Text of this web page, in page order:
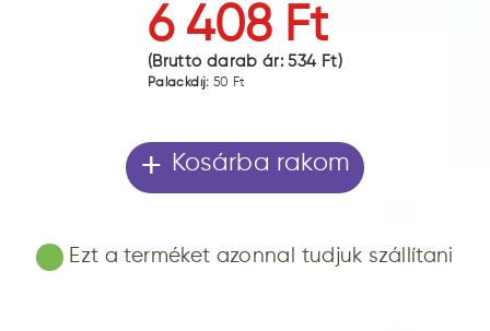
6 408 Ft
(Bruttó darab ár:534 Ft)
Palackdíj: 50 Ft
+ Kosárba rakom
Ezt a terméket azonnal tudjuk szállítani